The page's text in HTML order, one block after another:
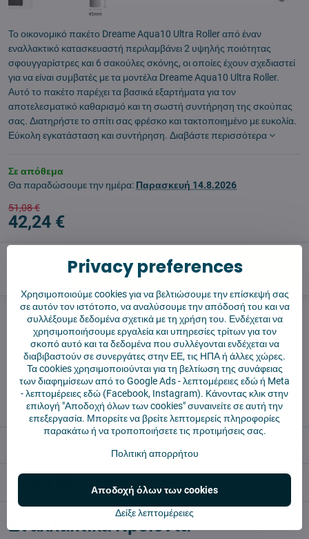
Το οικονομικό πακέτο Dreame Aqua10 Ultra Roller από έναν
εναλλακτικό κατασκευαστή περιλαμβάνει 2 υψηλής ποιότητας
σφουγγαρίστρες και 6 σακούλες σκόνης, οι οποίες έχουν σχεδιαστεί
για να είναι συμβατές με τα μοντέλα Dreame Aqua10 Ultra Roller.
Αυτό το πακέτο παρέχει τα βασικά εξαρτήματα για τον
αποτελεσματικό καθαρισμό και τη σωστή συντήρηση της σκούπας
σας. Διατηρήστε το σπίτι σας φρέσκο και τακτοποιημένο με ευκολία.
Εύκολη εγκατάσταση και συντήρηση. Διαβάστε περισσότερα
Σε απόθεμα
Θα παραδώσουμε την ημέρα: Παρασκευή 14.8.2026
51,08 €
42,24 €
Προσθήκη στο καλάθι
Σκύλος φύλακας Shippings
Κατασκευαστής: Aftermarket
✅ Έτοιμο για άμεση αποστολή
✅ ΔΩΡΕΑΝ αποστολή πάνω από 55 €
✅ Πολιτική επιστροφής 14 ημερών
Reviews
Εναλλακτικά προϊόντα
Privacy preferences
Χρησιμοποιούμε cookies για να βελτιώσουμε την επίσκεψή σας
σε αυτόν τον ιστότοπο, να αναλύσουμε την απόδοσή του και να
συλλέξουμε δεδομένα σχετικά με τη χρήση του. Ενδέχεται να
χρησιμοποιήσουμε εργαλεία και υπηρεσίες τρίτων για τον
σκοπό αυτό και τα δεδομένα που συλλέγονται ενδέχεται να
διαβιβαστούν σε συνεργάτες στην ΕΕ, τις ΗΠΑ ή άλλες χώρες.
Τα cookies χρησιμοποιούνται για τη βελτίωση της συνάφειας
των διαφημίσεων από το Google Ads -λεπτομέρειες εδώή Meta
-λεπτομέρειες εδώ (Facebook, Instagram). Κάνοντας κλικ στην
επιλογή "Αποδοχή όλων των cookies" συναινείτε σε αυτή την
επεξεργασία. Μπορείτε να βρείτε λεπτομερείς πληροφορίες
παρακάτω ή να τροποποιήσετε τις προτιμήσεις σας.
Πολιτική απορρήτου
Δείξε λεπτομέρειες
Αποδοχή όλων των cookies